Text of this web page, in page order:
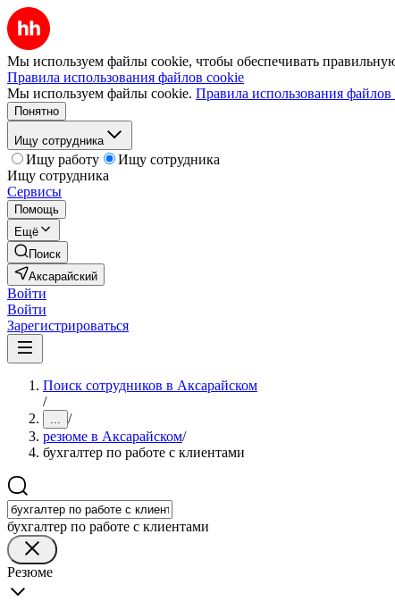
Мы используем файлы cookie, чтобы обеспечивать
Правила использования файлов cookie
Мы используем файлы cookie. Правила использования файлов
Понятно
Ищу сотрудника
Ищу работу
Ищу сотрудника
Ищу сотрудника
Сервисы
Помощь
Ещё
Поиск
Аксарайский
Войти
Войти
Зарегистрироваться
Поиск сотрудников в Аксарайском
/
... /
резюме в Аксарайском/
бухгалтер по работе с клиентами
бухгалтер по работе с клиентами
Резюме